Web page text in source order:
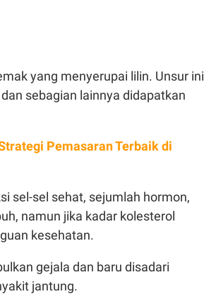
yang menyerupai lilin. Unsur ini
sebagian lainnya didapatkan
Pemasaran Terbaik di
sel-sel sehat, sejumlah hormon,
namun jika kadar kolesterol
kesehatan.
gejala dan baru disadari
jantung.